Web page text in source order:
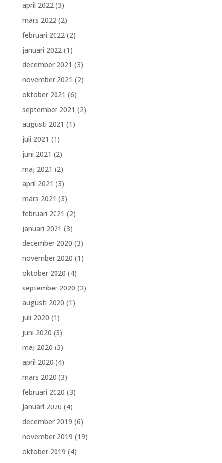
april 2022(3)
mars 2022(2)
februari 2022(2)
januari 2022(1)
december 2021 (3)
november 2021 (2)
oktober 2021 (6)
september 2021 (2)
augusti 2021 (1)
juli 2021 (1)
juni 2021 (2)
maj 2021 (2)
april 2021 (3)
mars 2021 (3)
februari 2021 (2)
januari 2021 (3)
december 2020 (3)
november 2020 (1)
oktober 2020 (4)
september 2020 (2)
augusti 2020 (1)
juli 2020 (1)
juni 2020 (3)
maj 2020 (3)
april 2020 (4)
mars 2020 (3)
februari 2020 (3)
januari 2020 (4)
december 2019 (6)
november 2019 (19)
oktober 2019 (4)